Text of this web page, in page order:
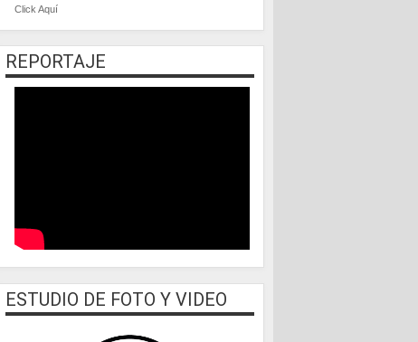
Click Aquí
REPORTAJE
ESTUDIO DE FOTO Y VIDEO